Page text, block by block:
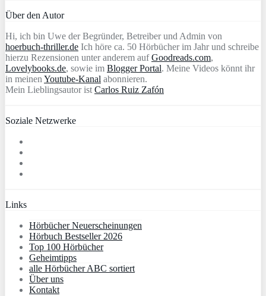
Über den Autor
Hi, ich bin Uwe der Begründer, Betreiber und Admin von
hoerbuch-thriller.de Ich höre ca. 50 Hörbücher im Jahr und schreibe
hierzu Rezensionen unter anderem aufGoodreads.com,
Lovelybooks.de, sowie im Blogger Portal. Meine Videos könnt ihr
in meinen Youtube-Kanal abonnieren.
Mein Lieblingsautor ist Carlos Ruiz Zafón
Soziale Netzwerke
Links
Hörbücher Neuerscheinungen
Hörbuch Bestseller 2026
Top 100 Hörbücher
Geheimtipps
alle Hörbücher ABC sortiert
Über uns
Kontakt